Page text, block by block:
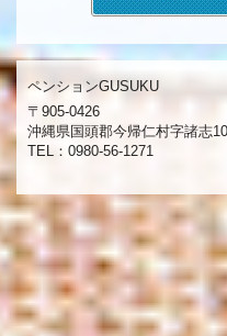
ペンションGUSUKU
〒905-0426
沖縄県国頭郡今帰仁村字諸志
TEL：0980-56-1271